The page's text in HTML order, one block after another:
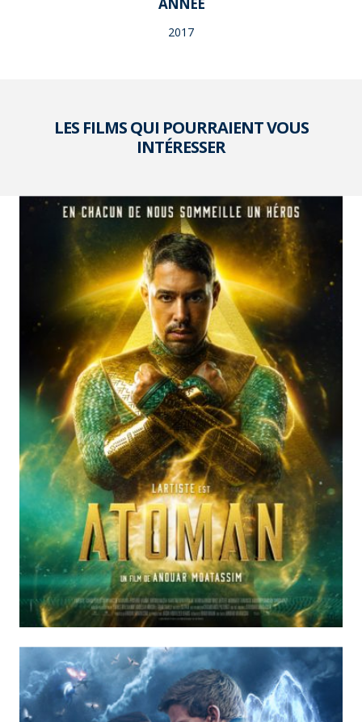
2017
LES FILMS QUI POURRAIENT VOUS
INTÉRESSER